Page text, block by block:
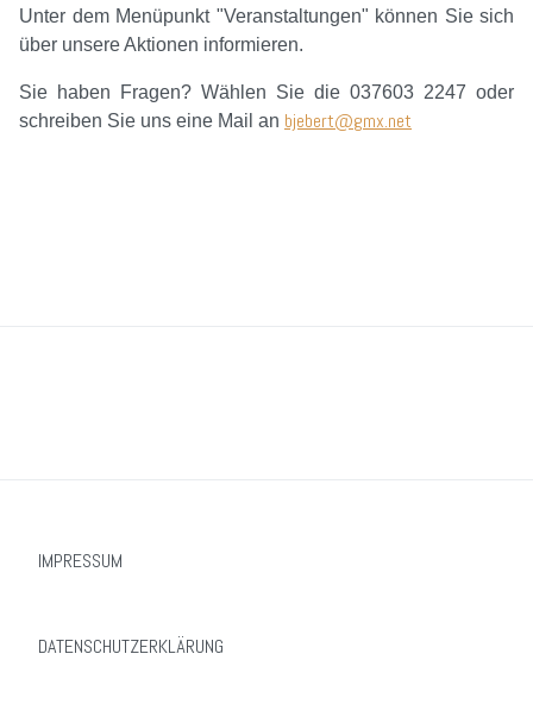
Unter dem Menüpunkt "Veranstaltungen" können Sie sich
über unsere Aktionen informieren.
Sie haben Fragen? Wählen Sie die 037603 2247 oder
schreiben Sie uns eine Mail an bjebert@gmx.net
IMPRESSUM
DATENSCHUTZERKLÄRUNG